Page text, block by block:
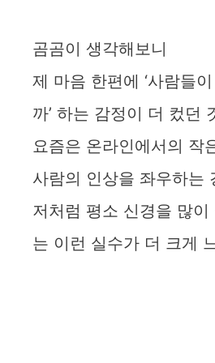
곰곰이 생각해보니
제 마음 한편에 ‘사람들
까’ 하는 감정이 더 컸던
요즘은 온라인에서의 작
사람의 인상을 좌우하는
저처럼 평소 신경을 많이
는 이런 실수가 더 크게